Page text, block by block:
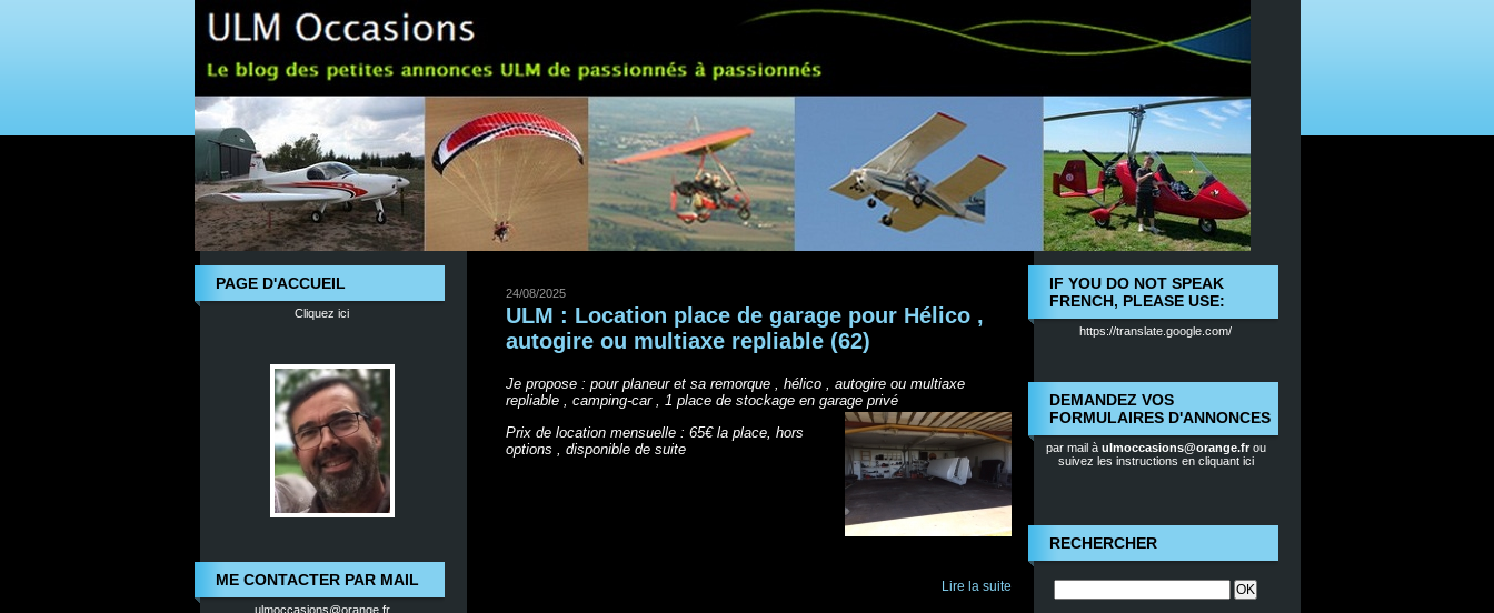
PAGE D'ACCUEIL
Cliquez ici
ME CONTACTER PAR MAIL
ulmoccasions@orange.fr
IF YOU DO NOT SPEAK
FRENCH, PLEASE USE:
https://translate.google.com/
DEMANDEZ VOS
FORMULAIRES D'ANNONCES
par mail à ulmoccasions@orange.frou
suivez les instructions en cliquant ici
RECHERCHER
24/08/2025
ULM : Location place de garage pour Hélico ,
autogire ou multiaxe repliable (62)
Je propose : pour planeur et sa remorque , hélico , autogire ou multiaxe
repliable , camping-car , 1 place de stockage en garage privé
Prix de location mensuelle : 65€ la place, hors
options , disponible de suite
Lire la suite